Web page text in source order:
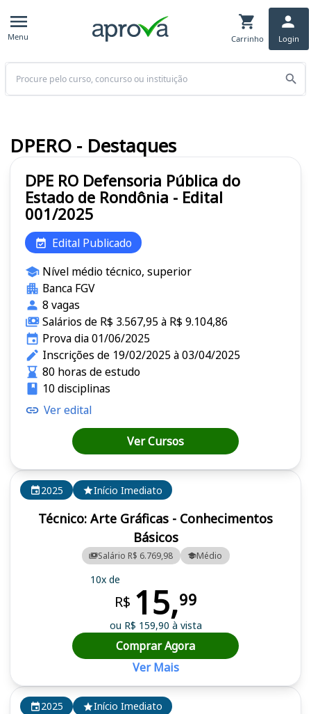
Menu Carrinho Login
Buscar
2025 Início Imediato
2025 Início Imediato
Técnico: Arte Gráficas - Conhecimentos
Básicos
Salário R$ 6.769,98 Médio
10x de
R$ 15,99
ou R$ 159,90 à vista
Comprar Agora
Ver Mais
DPE RO Defensoria Pública do
Estado de Rondônia - Edital
001/2025
Edital Publicado
Nível médio técnico, superior
Banca FGV
8 vagas
Salários de R$ 3.567,95 à R$ 9.104,86
Prova dia 01/06/2025
Inscrições de 19/02/2025 à 03/04/2025
80 horas de estudo
10 disciplinas
Ver edital
Ver Cursos
DPERO - Destaques